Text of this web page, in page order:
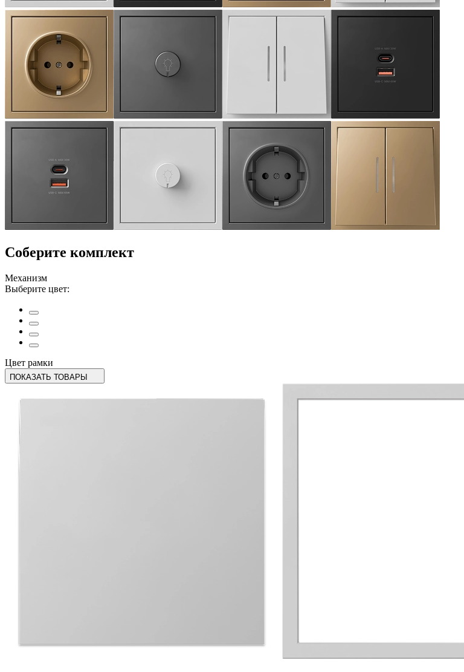
Соберите комплект
Механизм
Выберите цвет:
Цвет рамки
ПОКАЗАТЬ ТОВАРЫ